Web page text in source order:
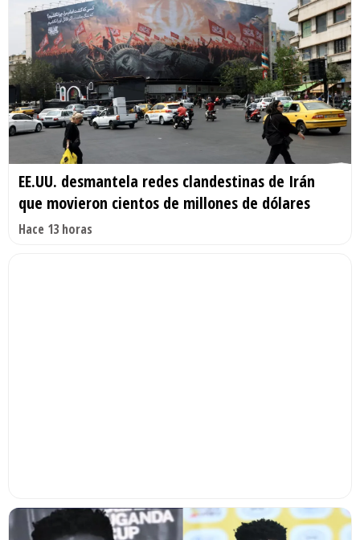
EE.UU. desmantela redes clandestinas de Irán
que movieron cientos de millones de dólares
Hace 13 horas